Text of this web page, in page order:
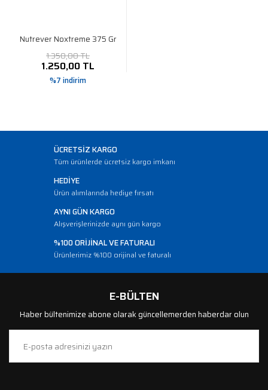
Nutrever Noxtreme 375 Gr
1.350,00 TL
1.250,00 TL
%7 indirim
ÜCRETSİZ KARGO
Tüm ürünlerde ücretsiz kargo imkanı
HEDİYE
Ürün alımlarında hediye fırsatı
AYNI GÜN KARGO
Alışverişlerinizde aynı gün kargo
%100 ORİJİNAL VE FATURALI
Ürünlerimiz %100 orijinal ve faturalı
E-BÜLTEN
Haber bültenimize abone olarak güncellemerden haberdar olun